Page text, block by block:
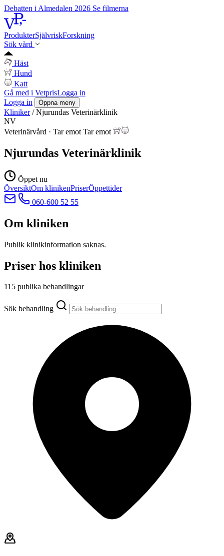
Debatten i Almedalen 2026 Se filmerna
ProdukterSjälvriskForskning
Sök vård
Häst
Hund
Katt
Gå med i VetprisLogga in
Logga in
Öppna meny
Kliniker / Njurundas Veterinärklinik
NV
Veterinärvård · Tar emot Tar emot
Njurundas Veterinärklinik
Öppet nu
ÖversiktOm klinikenPriserÖppettider
060-600 52 55
Om kliniken
Publik klinikinformation saknas.
Priser hos kliniken
115 publika behandlingar
Sök behandling